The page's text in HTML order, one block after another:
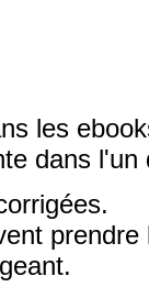
les
dans l'un